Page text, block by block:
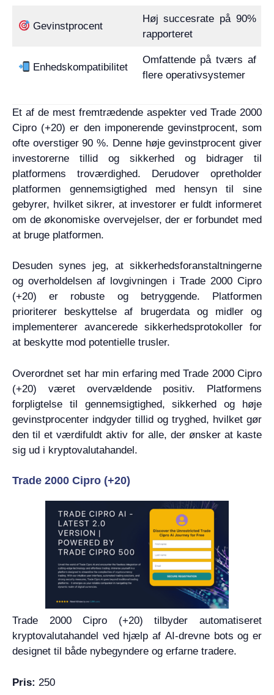
Gevinstprocent
Høj succesrate på 90%
rapporteret
Enhedskompatibilitet
Omfattende på tværs af
flere operativsystemer
Et af de mest fremtrædende aspekter ved Trade 2000
Cipro (+20) er den imponerende gevinstprocent, som
ofte overstiger 90 %. Denne høje gevinstprocent giver
investorerne tillid og sikkerhed og bidrager til
platformens troværdighed. Derudover opretholder
platformen gennemsigtighed med hensyn til sine
gebyrer, hvilket sikrer, at investorer er fuldt informeret
om de økonomiske overvejelser, der er forbundet med
at bruge platformen.
Desuden synes jeg, at sikkerhedsforanstaltningerne
og overholdelsen af lovgivningen i Trade 2000 Cipro
(+20) er robuste og betryggende. Platformen
prioriterer beskyttelse af brugerdata og midler og
implementerer avancerede sikkerhedsprotokoller for
at beskytte mod potentielle trusler.
Overordnet set har min erfaring med Trade 2000 Cipro
(+20) været overvældende positiv. Platformens
forpligtelse til gennemsigtighed, sikkerhed og høje
gevinstprocenter indgyder tillid og tryghed, hvilket gør
den til et værdifuldt aktiv for alle, der ønsker at kaste
sig ud i kryptovalutahandel.
Trade 2000 Cipro (+20)
Trade 2000 Cipro (+20) tilbyder automatiseret
kryptovalutahandel ved hjælp af AI-drevne bots og er
designet til både nybegyndere og erfarne tradere.
Pris: 250